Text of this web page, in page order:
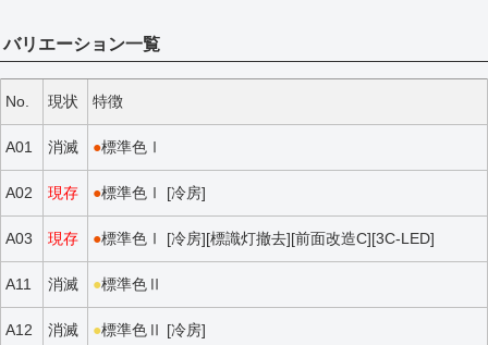
バリエーション一覧
No. 現状 特徴
A01 消滅 ●標準色Ⅰ
A02 現存 ●標準色Ⅰ [冷房]
A03 現存 ●標準色Ⅰ [冷房][標識灯撤去][前面改造C][3C-LED]
A11 消滅 ●標準色Ⅱ
A12 消滅 ●標準色Ⅱ [冷房]